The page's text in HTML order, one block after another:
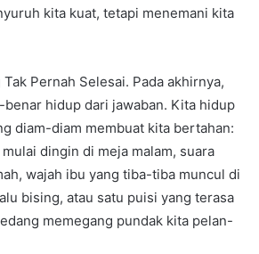
kita kuat, tetapi menemani kita
Pernah Selesai. Pada akhirnya,
benar hidup dari jawaban. Kita hidup
diam-diam membuat kita bertahan:
dingin di meja malam, suara
wajah ibu yang tiba-tiba muncul di
bising, atau satu puisi yang terasa
memegang pundak kita pelan-